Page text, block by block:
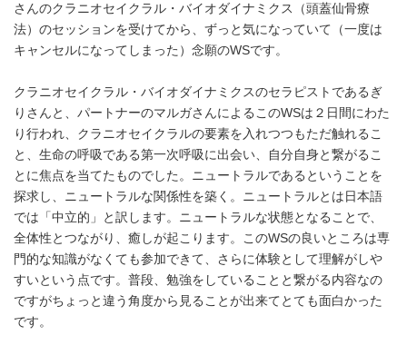
さんのクラニオセイクラル・バイオダイナミクス（頭蓋仙骨療
法）のセッションを受けてから、ずっと気になっていて（一度は
キャンセルになってしまった）念願のWSです。
クラニオセイクラル・バイオダイナミクスのセラピストであるぎ
りさんと、パートナーのマルガさんによるこのWSは２日間にわた
り行われ、クラニオセイクラルの要素を入れつつもただ触れるこ
と、生命の呼吸である第一次呼吸に出会い、自分自身と繋がるこ
とに焦点を当てたものでした。ニュートラルであるということを
探求し、ニュートラルな関係性を築く。ニュートラルとは日本語
では「中立的」と訳します。ニュートラルな状態となることで、
全体性とつながり、癒しが起こります。このWSの良いところは専
門的な知識がなくても参加できて、さらに体験として理解がしや
すいという点です。普段、勉強をしていることと繋がる内容なの
ですがちょっと違う角度から見ることが出来てとても面白かった
です。